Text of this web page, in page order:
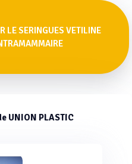
LE SERINGUES VETILINE
UNION PLASTIC